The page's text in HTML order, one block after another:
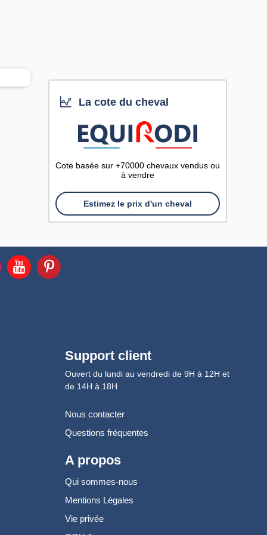
La cote du cheval
Cote basée sur +70000 chevaux vendus ou
à vendre
Estimez le prix d'un cheval
Support client
Ouvert du lundi au vendredi de 9H à 12H et
de 14H à 18H
Nous contacter
Questions fréquentes
A propos
Qui sommes-nous
Mentions Légales
Vie privée